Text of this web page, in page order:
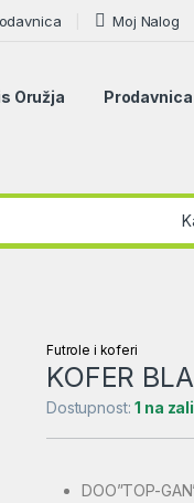
Moj Nalog
Oružja Prodavnica
Futrole i koferi
KOFER
Dostupnost:1 na
DOO”TOP-